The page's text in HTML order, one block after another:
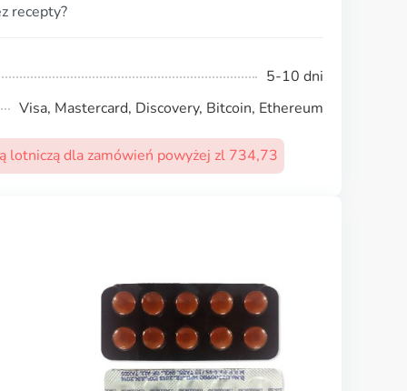
recepty?
5-10 dni
Visa, Mastercard, Discovery, Bitcoin, Ethereum
lotniczą dla zamówień powyżej zl 734,73